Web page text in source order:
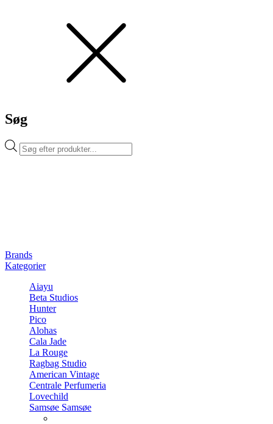
Søg
Products
search
Brands
Kategorier
Aiayu
Beta Studios
Hunter
Pico
Alohas
Cala Jade
La Rouge
Ragbag Studio
American Vintage
Centrale Perfumeria
Lovechild
Samsøe Samsøe